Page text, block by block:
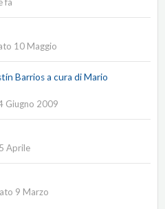
fa
10 Maggio
Barrios a cura di Mario
Giugno 2009
Aprile
9 Marzo